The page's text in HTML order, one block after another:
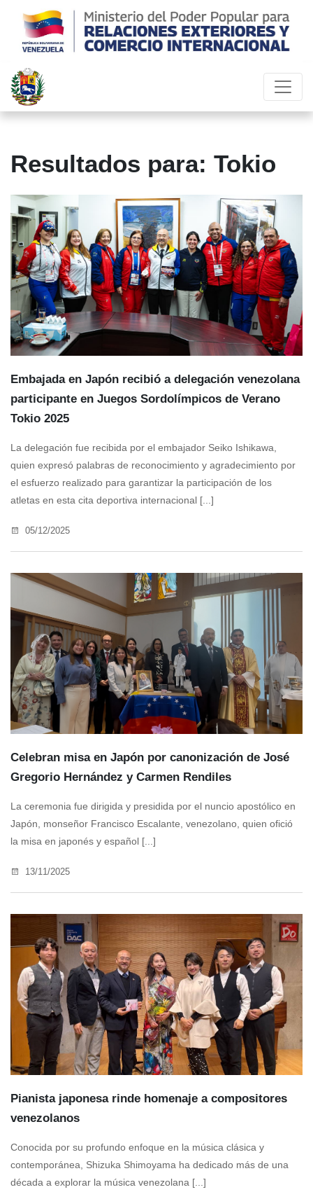
Resultados para: Tokio
Embajada en Japón recibió a delegación venezolana
participante en Juegos Sordolímpicos de Verano
Tokio 2025
La delegación fue recibida por el embajador Seiko Ishikawa,
quien expresó palabras de reconocimiento y agradecimiento por
el esfuerzo realizado para garantizar la participación de los
atletas en esta cita deportiva internacional [...]
05/12/2025
Celebran misa en Japón por canonización de José
Gregorio Hernández y Carmen Rendiles
La ceremonia fue dirigida y presidida por el nuncio apostólico en
Japón, monseñor Francisco Escalante, venezolano, quien ofició
la misa en japonés y español [...]
13/11/2025
Pianista japonesa rinde homenaje a compositores
venezolanos
Conocida por su profundo enfoque en la música clásica y
contemporánea, Shizuka Shimoyama ha dedicado más de una
década a explorar la música venezolana [...]